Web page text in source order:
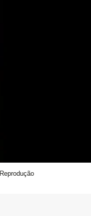
Reprodução